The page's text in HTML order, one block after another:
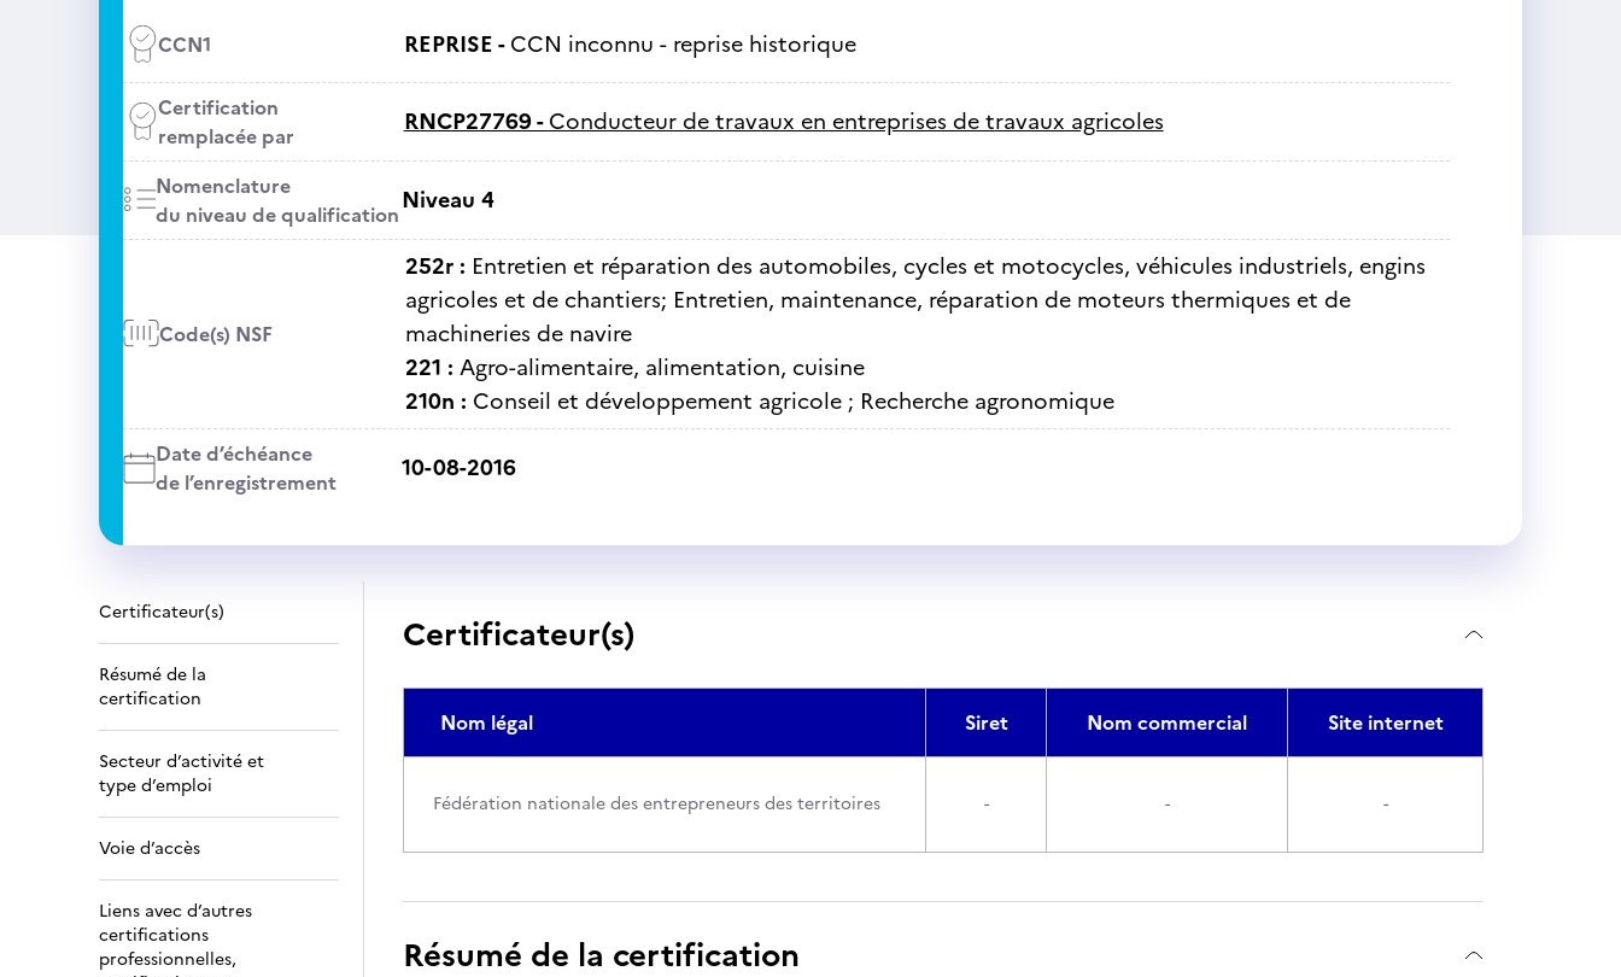
CCN1 REPRISE -CCN inconnu - reprise historique
Certification
remplacée par
RNCP27769 -Conducteur de travaux en entreprises de travaux agricoles
Nomenclature
du niveau de qualificationNiveau 4
Code(s) NSF
252r : Entretien et réparation des automobiles, cycles et motocycles, véhicules industriels, engins
agricoles et de chantiers; Entretien, maintenance, réparation de moteurs thermiques et de
machineries de navire
221 : Agro-alimentaire, alimentation, cuisine
210n : Conseil et développement agricole ; Recherche agronomique
Date d’échéance
de l’enregistrement
10-08-2016
Certificateur(s)
Résumé de la
certification
Secteur d’activité et
type d’emploi
Voie d’accès
Liens avec d’autres
certifications
professionnelles,
Certificateur(s)
Nom légal Siret Nom commercial Site internet
Fédération nationale des entrepreneurs des territoires - - -
Résumé de la certification